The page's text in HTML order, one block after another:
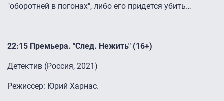
"оборотней в погонах", либо его придется убить…
22:15 Премьера. "След. Нежить" (16+)
Детектив (Россия, 2021)
Режиссер: Юрий Харнас.